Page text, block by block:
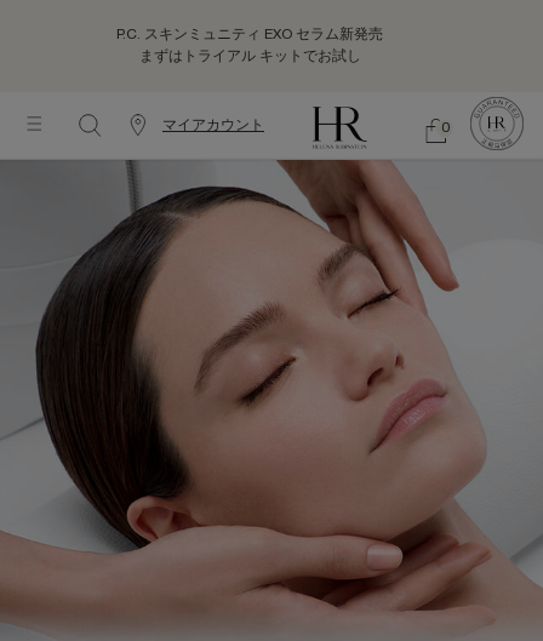
P.C. スキンミュニティ EXO セラム新発売
まずはトライアル キットでお試し
カ
ウ
タ
ー
情
報
マイアカウント
シ
ン
ッ
グ
0
0 カート内の製品